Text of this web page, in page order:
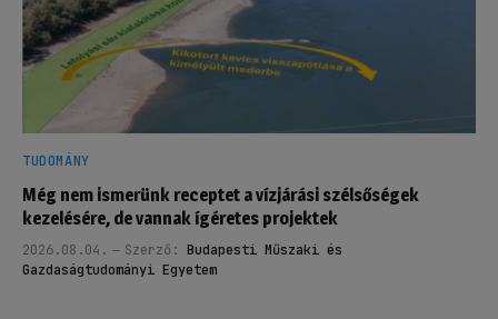
TUDOMÁNY
Még nem ismerünk receptet a vízjárási szélsőségek
kezelésére, de vannak ígéretes projektek
2026.08.04. Szerző: Budapesti Műszaki és
Gazdaságtudományi Egyetem